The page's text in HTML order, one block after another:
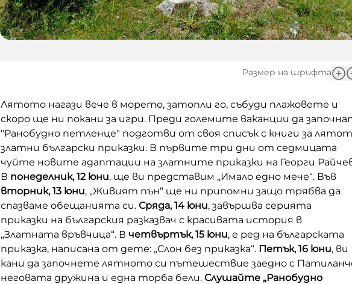
Размер на шрифта
Лятото нагази вече в морето, затопли го, събуди плажовете и
скоро ще ни покани за игри. Преди големите ваканции да
"Ранобудно петленце" подготви от своя списък с книги за
златни български приказки. В първите три дни от седмицата
чуйте новите адаптации на златните приказки на Георги
В понеделник, 12 юни, ще ви представим „Имало едно мече“. Във
вторник, 13 юни, „Живият пън“ ще ни припомни защо трябва да
спазваме обещанията си. Сряда, 14 юни, завършва серията
приказки на българския разказвач с красивата история в
„Златната връвчица“. В четвъртък, 15 юни, е ред на българската
приказка, написана от дете: „Слон без приказка“. Петък, 16 юни, ви
кани да започнете лятното си пътешествие заедно с
неговата дружина и една торба бели. Слушайте „Ранобудно